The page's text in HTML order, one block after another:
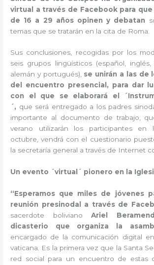
virtual a través de Facebook para
de 16 a 29 años opinen y debatan
temas que se tratarán en la cita de Roma.
Sus conclusiones, recogidas por los
seis grupos lingüísticos (español, inglés,
alemán y portugués), se unirán a las de
del encuentro presencial, para dar
con el que se elaborará el
´, que será entregado a los padres
importante al documento de trabajo,
verano utilizarán los participantes en
octubre, vendrá con el cuestionario
la secretaría general a través de Internet
Un evento ´virtual´ pionero en la
“Esperamos que miles de jóvenes
reunión presinodal a través de
sacerdote bolivianoAriel
dicasterio que organiza la
encargado de la comunicación digital
vaticana. Es la primera vez que la Santa
red social para un encuentro de estas